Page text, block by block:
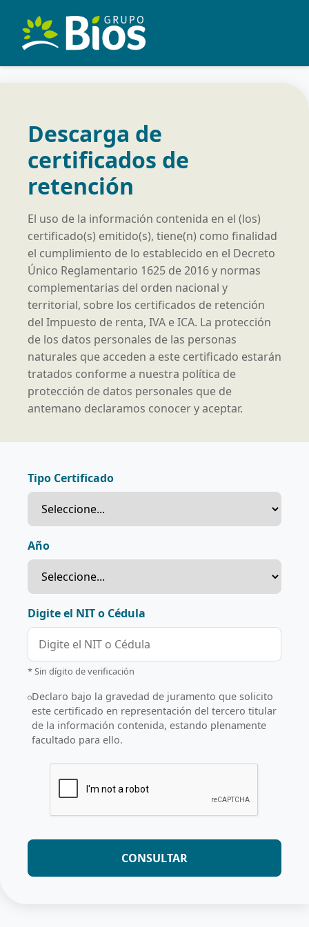
Descarga de
certificados de
retención
El uso de la información contenida en el (los)
certificado(s) emitido(s), tiene(n) como finalidad
el cumplimiento de lo establecido en el Decreto
Único Reglamentario 1625 de 2016 y normas
complementarias del orden nacional y
territorial, sobre los certificados de retención
del Impuesto de renta, IVA e ICA. La protección
de los datos personales de las personas
naturales que acceden a este certificado estarán
tratados conforme a nuestra política de
protección de datos personales que de
antemano declaramos conocer y aceptar.
Tipo Certificado
Año
Digite el NIT o Cédula
* Sin dígito de verificación
Declaro bajo la gravedad de juramento que solicito
este certificado en representación del tercero titular
de la información contenida, estando plenamente
facultado para ello.
CONSULTAR